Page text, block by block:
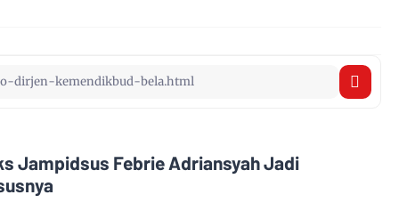
Jampidsus Febrie Adriansyah Jadi